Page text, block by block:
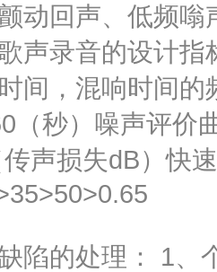
动回声、低频
声录音的设计
间，混响时间
（秒）噪声评价
声损失dB）快
陷的处理： 1、